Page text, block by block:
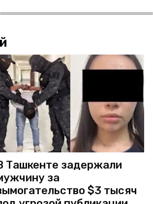
Ташкенте задержали
за
$3 тысяч